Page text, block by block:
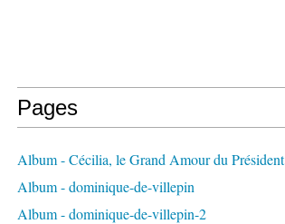
Pages
Album - Cécilia, le Grand Amour du Président
Album - dominique-de-villepin
Album - dominique-de-villepin-2